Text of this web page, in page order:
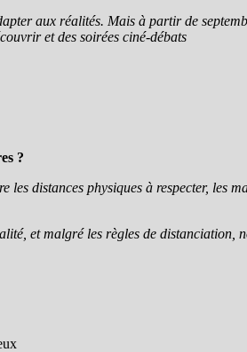
aux réalités. Mais à partir de
et des soirées ciné-débats
?
distances physiques à respecter, les
et malgré les règles de